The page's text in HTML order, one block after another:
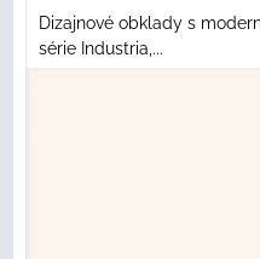
Dizajnové obklady s
série Industria,...